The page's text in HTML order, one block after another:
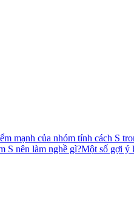
mạnh của nhóm tính cách S
S nên làm nghề gì?Một số gợi ý